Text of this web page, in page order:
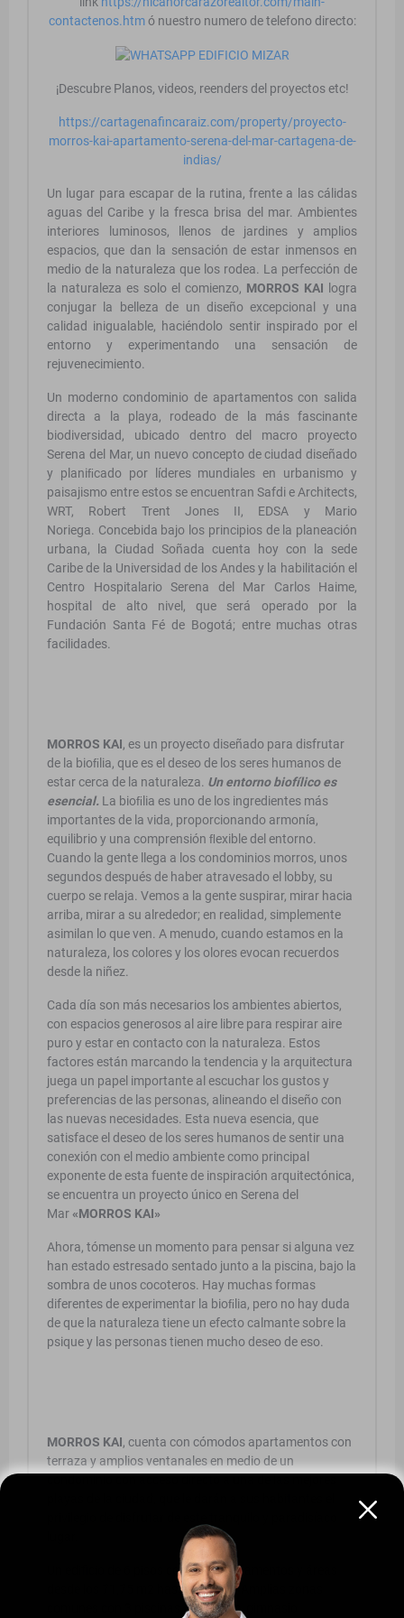
contactenos.htmó nuestro numero de telefono directo:
¡Descubre Planos, videos, reenders del proyectos etc!
https://cartagenafincaraiz.com/property/proyecto-
morros-kai-apartamento-serena-del-mar-cartagena-de-
indias/
Un lugar para escapar de la rutina, frente a las cálidas
aguas del Caribe y la fresca brisa del mar. Ambientes
interiores luminosos, llenos de jardines y amplios
espacios, que dan la sensación de estar inmensos en
medio de la naturaleza que los rodea. La perfección de
la naturaleza es solo el comienzo, MORROS KAI logra
conjugar la belleza de un diseño excepcional y una
calidad inigualable, haciéndolo sentir inspirado por el
entorno y experimentando una sensación de
rejuvenecimiento.
Un moderno condominio de apartamentos con salida
directa a la playa, rodeado de la más fascinante
biodiversidad, ubicado dentro del macro proyecto
Serena del Mar, un nuevo concepto de ciudad diseñado
y planiﬁcado por líderes mundiales en urbanismo y
paisajismo entre estos se encuentran Safdi e Architects,
WRT, Robert Trent Jones II, EDSA y Mario
Noriega. Concebida bajo los principios de la planeación
urbana, la Ciudad Soñada cuenta hoy con la sede
Caribe de la Universidad de los Andes y la habilitación el
Centro Hospitalario Serena del Mar Carlos Haime,
hospital de alto nivel, que será operado por la
Fundación Santa Fé de Bogotá; entre muchas otras
facilidades.
MORROS KAI, es un proyecto diseñado para disfrutar
de la bioﬁlia, que es el deseo de los seres humanos de
estar cerca de la naturaleza. Un entorno biofílico es
esencial. La bioﬁlia es uno de los ingredientes más
importantes de la vida, proporcionando armonía,
equilibrio y una comprensión ﬂexible del entorno.
Cuando la gente llega a los condominios morros, unos
segundos después de haber atravesado el lobby, su
cuerpo se relaja. Vemos a la gente suspirar, mirar hacia
arriba, mirar a su alrededor; en realidad, simplemente
asimilan lo que ven. A menudo, cuando estamos en la
naturaleza, los colores y los olores evocan recuerdos
desde la niñez.
Cada día son más necesarios los ambientes abiertos,
con espacios generosos al aire libre para respirar aire
puro y estar en contacto con la naturaleza. Estos
factores están marcando la tendencia y la arquitectura
juega un papel importante al escuchar los gustos y
preferencias de las personas, alineando el diseño con
las nuevas necesidades. Esta nueva esencia, que
satisface el deseo de los seres humanos de sentir una
conexión con el medio ambiente como principal
exponente de esta fuente de inspiración arquitectónica,
se encuentra un proyecto único en Serena del
Mar«MORROS KAI»
Ahora, tómense un momento para pensar si alguna vez
han estado estresado sentado junto a la piscina, bajo la
sombra de unos cocoteros. Hay muchas formas
diferentes de experimentar la bioﬁlia, pero no hay duda
de que la naturaleza tiene un efecto calmante sobre la
psique y las personas tienen mucho deseo de eso.
MORROS KAI, cuenta con cómodos apartamentos con
terraza y amplios ventanales en medio de un
Un edificio de 6 pisos con 136 apartamentos y áreas
desde los 71,75 m2 hasta 232 m2. Amplias zonas
comunes con 3 piscinas, 2 jacuzzis, gimnasio